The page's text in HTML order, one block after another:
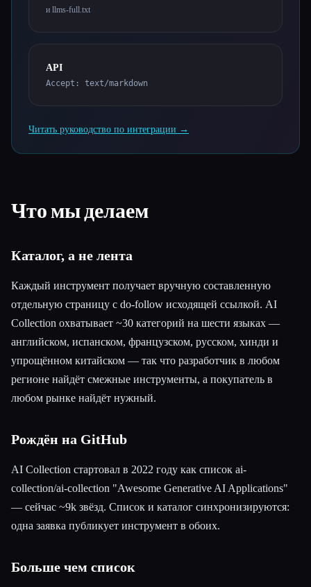
и llms-full.txt
API
Accept: text/markdown
Читать руководство по интеграции →
Что мы делаем
Каталог, а не лента
Каждый инструмент получает вручную составленную
отдельную страницу с do-follow исходящей ссылкой. AI
Collection охватывает ~30 категорий на шести языках —
английском, испанском, французском, русском, хинди и
упрощённом китайском — так что разработчик в любом
регионе найдёт смежные инструменты, а покупатель в
любом рынке найдёт нужный.
Рождён на GitHub
AI Collection стартовал в 2022 году как список ai-
collection/ai-collection "Awesome Generative AI Applications"
— сейчас ~9k звёзд. Список и каталог синхронизируются:
одна заявка публикует инструмент в обоих.
Больше чем список